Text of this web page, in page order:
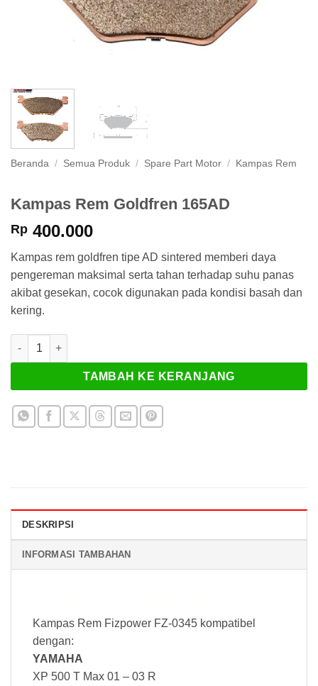
Beranda / Semua Produk / Spare Part Motor / Kampas Rem
Kampas Rem Goldfren 165AD
Rp 400.000
Kampas rem goldfren tipe AD sintered memberi daya
pengereman maksimal serta tahan terhadap suhu panas
akibat gesekan, cocok digunakan pada kondisi basah dan
kering.
Kuantitas Kampas Rem Goldfren 165AD
TAMBAH KE KERANJANG
DESKRIPSI
INFORMASI TAMBAHAN
Kampas Rem Fizpower FZ-0345 kompatibel
dengan:
YAMAHA
XP 500 T Max 01 – 03 R